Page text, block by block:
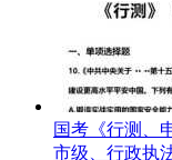
国考《行测、
市级、行政执